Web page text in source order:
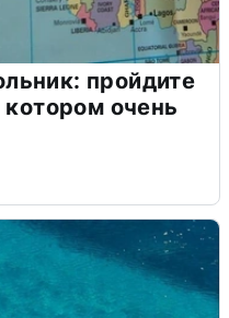
пройдите
котором очень